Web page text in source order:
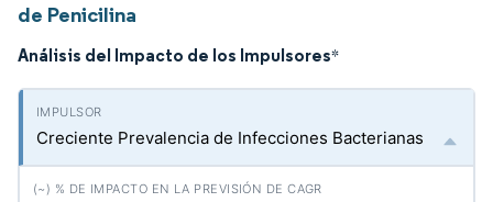
de Penicilina
Análisis del Impacto de los Impulsores*
Creciente Prevalencia de Infecciones Bacterianas